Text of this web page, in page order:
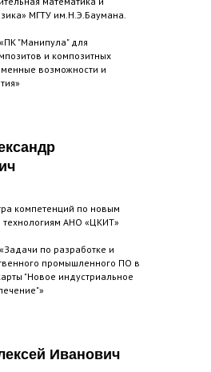
МГТУ им.Н.Э.Баумана.
"Манипула" для
и композитных
возможности и
компетенций по новым
АНО «ЦКИТ»
по разработке и
промышленного ПО в
"Новое индустриальное
Иванович